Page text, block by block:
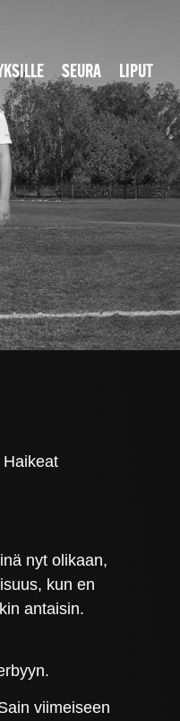
SEURA LIPUT
nyt olikaan,
kun en
antaisin.
viimeiseen